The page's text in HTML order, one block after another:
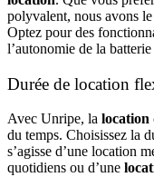
polyvalent, nous avons
Optez pour des
l’autonomie de la
Durée de location
Avec Unripe, la location
du temps. Choisissez la
s’agisse d’une location
quotidiens ou d’une